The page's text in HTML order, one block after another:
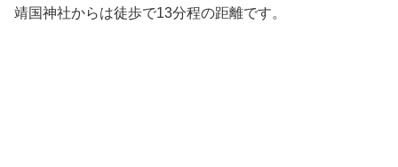
靖国神社からは徒歩で13分程の距離です。